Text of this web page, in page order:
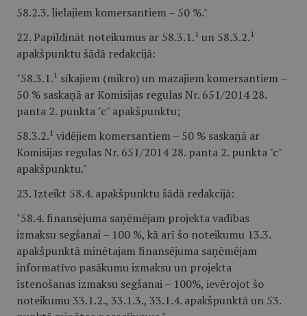
58.2.3. lielajiem komersantiem – 50 %."
22. Papildināt noteikumus ar 58.3.1. 1 un 58.3.2. 1
apakšpunktu šādā redakcijā:
"58.3.1. 1 sīkajiem (mikro) un mazajiem komersantiem –
50 % saskaņā ar Komisijas regulas Nr. 651/2014 28.
panta 2. punkta "c" apakšpunktu;
58.3.2. 1 vidējiem komersantiem – 50 % saskaņā ar
Komisijas regulas Nr. 651/2014 28. panta 2. punkta "c"
apakšpunktu."
23. Izteikt 58.4. apakšpunktu šādā redakcijā:
"58.4. finansējuma saņēmējam projekta vadības
izmaksu segšanai – 100 %, kā arī šo noteikumu 13.3.
apakšpunktā minētajam finansējuma saņēmējam
informatīvo pasākumu izmaksu un projekta
īstenošanas izmaksu segšanai – 100%, ievērojot šo
noteikumu 33.1.2., 33.1.3., 33.1.4. apakšpunktā un 53.